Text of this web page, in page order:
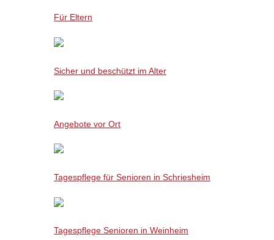
Für Eltern
Sicher und beschützt im Alter
Angebote vor Ort
Tagespflege für Senioren in Schriesheim
Tagespflege Senioren in Weinheim